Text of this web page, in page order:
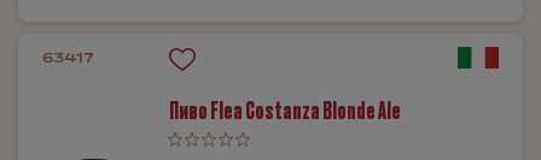
63417
Пиво Flea Costanza Blonde Ale